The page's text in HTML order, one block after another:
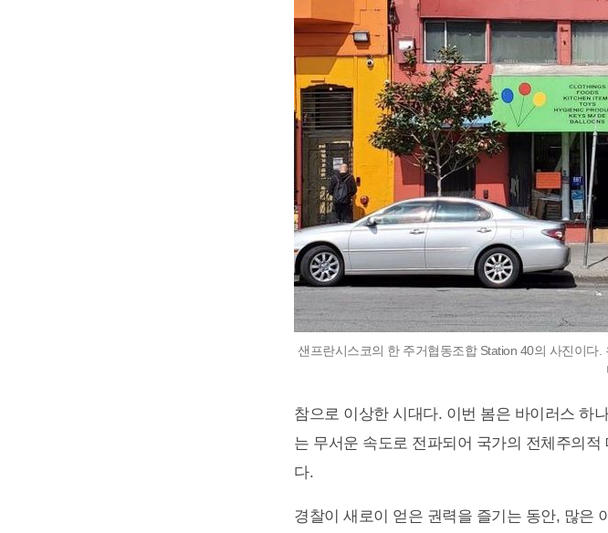
샌프란시스코의 한 주거협동조합 Station 40의 사진이다
참으로 이상한 시대다. 이번 봄은 바이러스 하
는 무서운 속도로 전파되어 국가의 전체주의
다.
경찰이 새로이 얻은 권력을 즐기는 동안, 많은